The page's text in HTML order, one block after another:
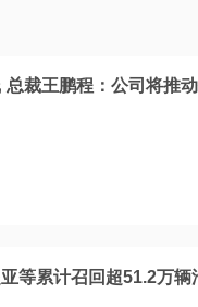
裁王鹏程：公司将推
等累计召回超51.2万辆